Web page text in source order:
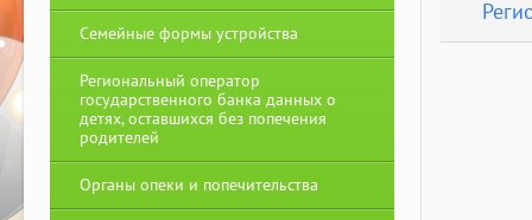
Семейные формы устройства
Региональный оператор
государственного банка данных о
детях, оставшихся без попечения
родителей
Органы опеки и попечительства